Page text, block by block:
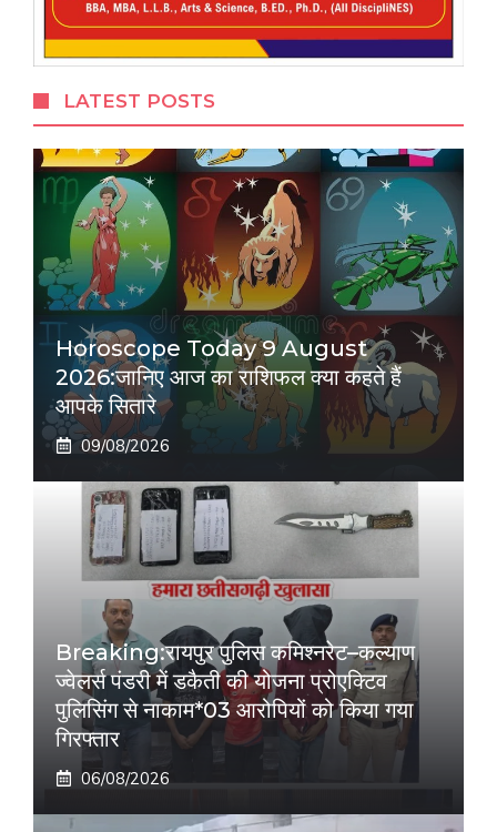
LATEST POSTS
Horoscope Today 9 August
2026:जानिए आज का राशिफल क्या कहते हैं
आपके सितारे
09/08/2026
Breaking:रायपुर पुलिस कमिश्नरेट–कल्याण
ज्वेलर्स पंडरी में डकैती की योजना प्रोएक्टिव
पुलिसिंग से नाकाम*03 आरोपियों को किया गया
गिरफ्तार
06/08/2026